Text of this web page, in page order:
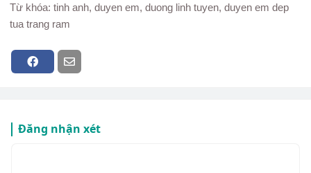
Từ khóa: tinh anh, duyen em, duong linh tuyen, duyen em dep
tua trang ram
Đăng nhận xét